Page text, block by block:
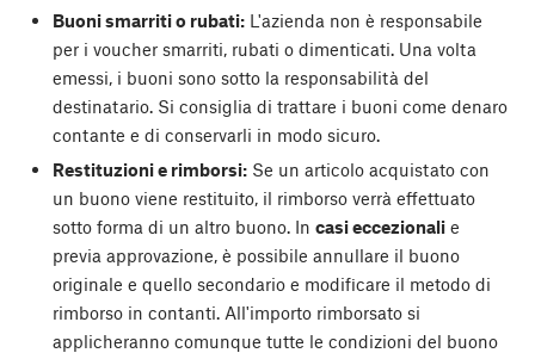
Buoni smarriti o rubati:L'azienda non è responsabile
per i voucher smarriti, rubati o dimenticati. Una volta
emessi, i buoni sono sotto la responsabilità del
destinatario. Si consiglia di trattare i buoni come denaro
contante e di conservarli in modo sicuro.
Restituzioni e rimborsi:Se un articolo acquistato con
un buono viene restituito, il rimborso verrà effettuato
sotto forma di un altro buono. In casi eccezionalie
previa approvazione, è possibile annullare il buono
originale e quello secondario e modificare il metodo di
rimborso in contanti. All'importo rimborsato si
applicheranno comunque tutte le condizioni del buono